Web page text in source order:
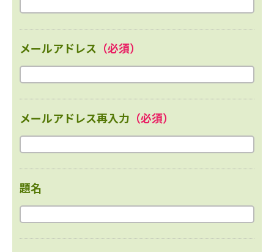
メールアドレス （必須）
メールアドレス再入力 （必須）
題名